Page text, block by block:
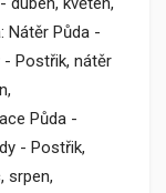
Nátěr Půda -
Postřik, nátěr
Půda -
- Postřik,
srpen,